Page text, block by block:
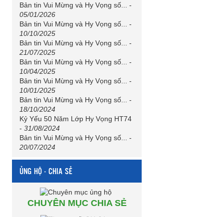
Bản tin Vui Mừng và Hy Vọng số...
-
05/01/2026
Bản tin Vui Mừng và Hy Vọng số...
-
10/10/2025
Bản tin Vui Mừng và Hy Vọng số...
-
21/07/2025
Bản tin Vui Mừng và Hy Vọng số...
-
10/04/2025
Bản tin Vui Mừng và Hy Vọng số...
-
10/01/2025
Bản tin Vui Mừng và Hy Vọng số...
-
18/10/2024
Kỷ Yếu 50 Năm Lớp Hy Vọng HT74
- 31/08/2024
Bản tin Vui Mừng và Hy Vọng số...
-
20/07/2024
ỦNG HỘ - CHIA SẺ
CHUYÊN MỤC CHIA SẺ